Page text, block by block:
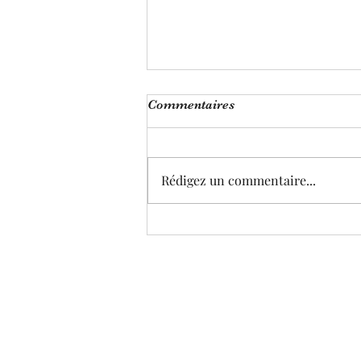
La patience
Commentaires
Rédigez un commentaire...